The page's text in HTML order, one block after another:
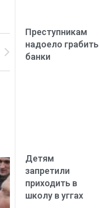
Преступникам
надоело грабить
банки
Детям
запретили
приходить в
школу в уггах